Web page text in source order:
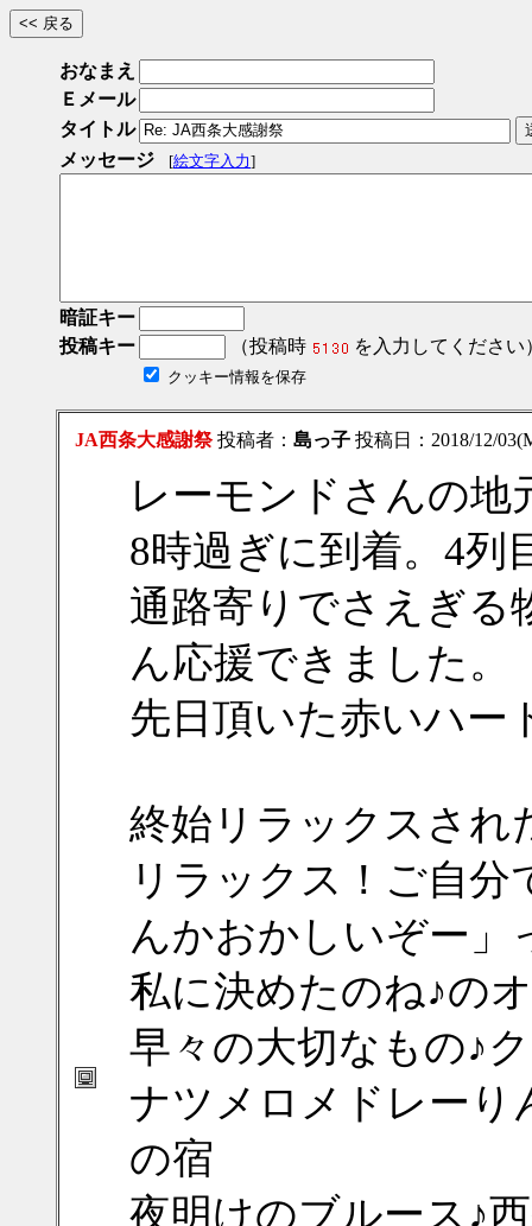
おなまえ
Ｅメール
タイトル
メッセージ
[絵文字入力]
暗証キー
投稿キー
（投稿時 を入力してください
クッキー情報を保存
JA西条大感謝祭投稿者： 島っ子 投稿日：2018/12/
レーモンドさんの地
8時過ぎに到着。4列
通路寄りでさえぎる
ん応援できました。
先日頂いた赤いハー
終始リラックスされ
リラックス！ご自
んかおかしいぞー」
私に決めたのね♪の
早々の大切なもの♪
ナツメロメドレーり
の宿
夜明けのブルース♪